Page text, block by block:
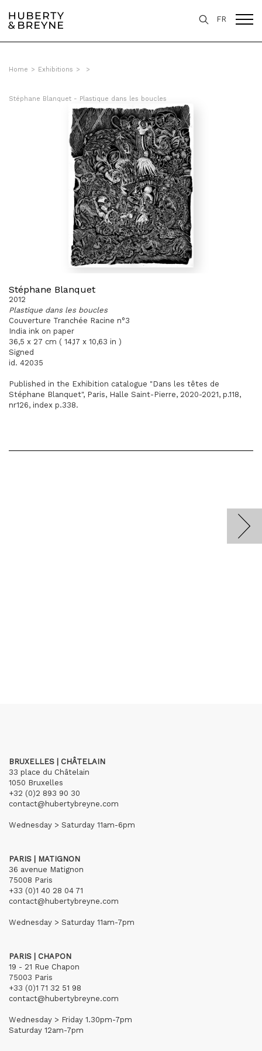
FR
Home > Exhibitions > >
Stéphane Blanquet - Plastique dans les boucles
Stéphane Blanquet
2012
Plastique dans les boucles
Couverture Tranchée Racine n°3
India ink on paper
36,5 x 27 cm ( 14,17 x 10,63 in )
Signed
id. 42035
Published in the Exhibition catalogue "Dans les têtes de
Stéphane Blanquet", Paris, Halle Saint-Pierre, 2020-2021, p.118,
nr126, index p.338.
BRUXELLES | CHÂTELAIN
33 place du Châtelain
1050 Bruxelles
+32 (0)2 893 90 30
contact@hubertybreyne.com
Wednesday > Saturday 11am-6pm
PARIS | MATIGNON
36 avenue Matignon
75008 Paris
+33 (0)1 40 28 04 71
contact@hubertybreyne.com
Wednesday > Saturday 11am-7pm
PARIS | CHAPON
19 - 21 Rue Chapon
75003 Paris
+33 (0)1 71 32 51 98
contact@hubertybreyne.com
Wednesday > Friday 1.30pm-7pm
Saturday 12am-7pm